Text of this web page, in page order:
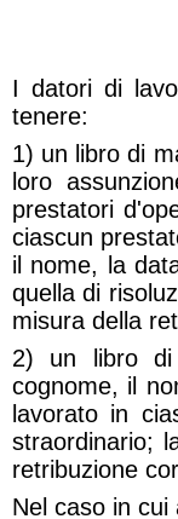
I datori di
tenere:
1) un libro di
loro
prestatori
ciascun
il nome, la
quella di
misura della
2) un libro di
cognome, il
lavorato in
straordinario;
retribuzione
Nel caso in